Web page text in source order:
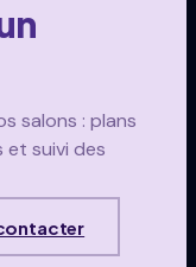
salons : plans
suivi des